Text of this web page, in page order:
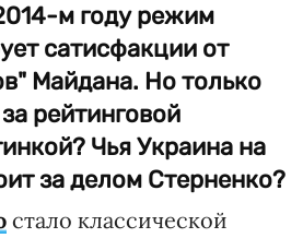
м году режим
сатисфакции от
Майдана. Но только
рейтинговой
Чья Украина на
за делом Стерненко?
стало классической